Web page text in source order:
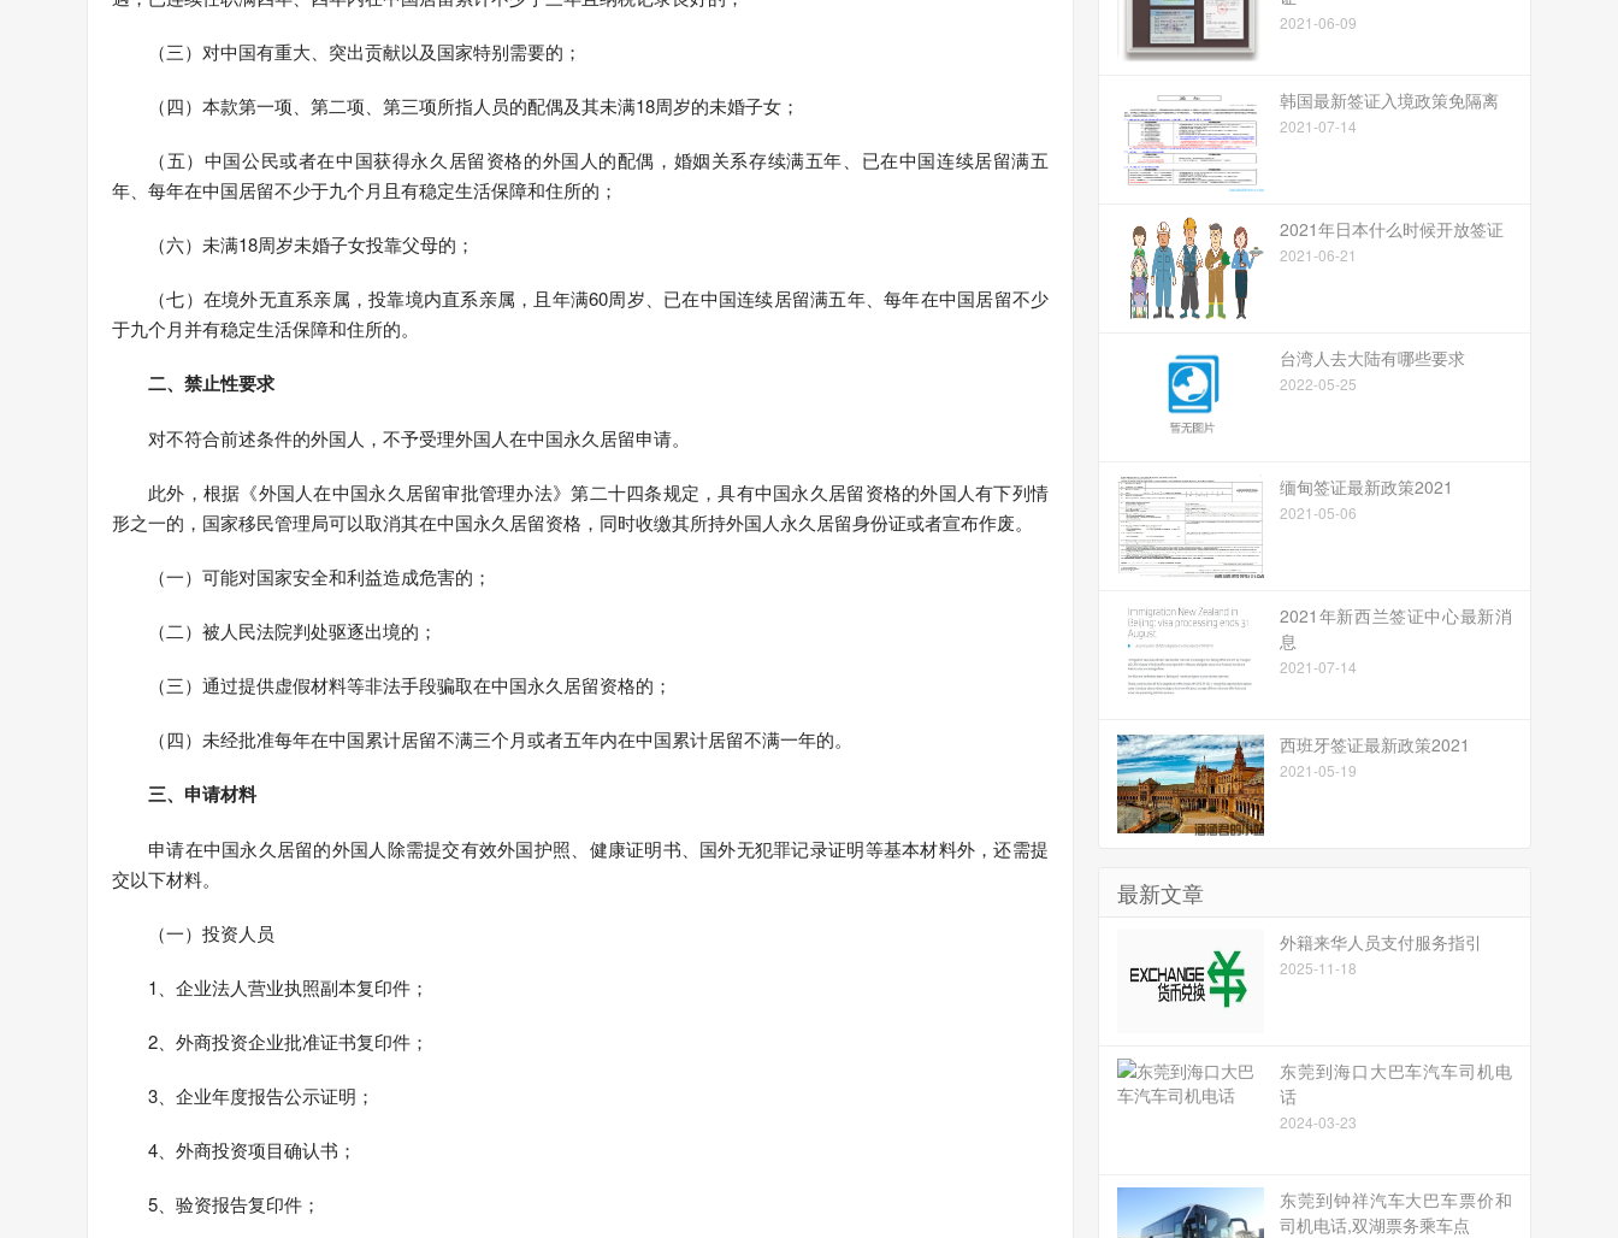
（三）对中国有重大、突出贡献以及国家特别需要的；
（四）本款第一项、第二项、第三项所指人员的配偶及其未满18周岁的未婚子女；
（五）中国公民或者在中国获得永久居留资格的外国人的配偶，婚姻关系存续满五年、已在中国连续居留满五
年、每年在中国居留不少于九个月且有稳定生活保障和住所的；
（六）未满18周岁未婚子女投靠父母的；
（七）在境外无直系亲属，投靠境内直系亲属，且年满60周岁、已在中国连续居留满五年、每年在中国居留不少
于九个月并有稳定生活保障和住所的。
二、禁止性要求
对不符合前述条件的外国人，不予受理外国人在中国永久居留申请。
此外，根据《外国人在中国永久居留审批管理办法》第二十四条规定，具有中国永久居留资格的外国人有下列情
形之一的，国家移民管理局可以取消其在中国永久居留资格，同时收缴其所持外国人永久居留身份证或者宣布作废。
（一）可能对国家安全和利益造成危害的；
（二）被人民法院判处驱逐出境的；
（三）通过提供虚假材料等非法手段骗取在中国永久居留资格的；
（四）未经批准每年在中国累计居留不满三个月或者五年内在中国累计居留不满一年的。
三、申请材料
申请在中国永久居留的外国人除需提交有效外国护照、健康证明书、国外无犯罪记录证明等基本材料外，还需提
交以下材料。
（一）投资人员
1、企业法人营业执照副本复印件；
2、外商投资企业批准证书复印件；
3、企业年度报告公示证明；
4、外商投资项目确认书；
5、验资报告复印件；
2021-06-09
韩国最新签证入境政策免隔离
2021-07-14
2021年日本什么时候开放签证
2021-06-21
台湾人去大陆有哪些要求
2022-05-25
缅甸签证最新政策2021
2021-05-06
2021年新西兰签证中心最新消
息
2021-07-14
西班牙签证最新政策2021
2021-05-19
最新文章
​外籍来华人员支付服务指引
2025-11-18
东莞到海口大巴车汽车司机电
话
2024-03-23
东莞到钟祥汽车大巴车票价和
司机电话,双湖票务乘车点